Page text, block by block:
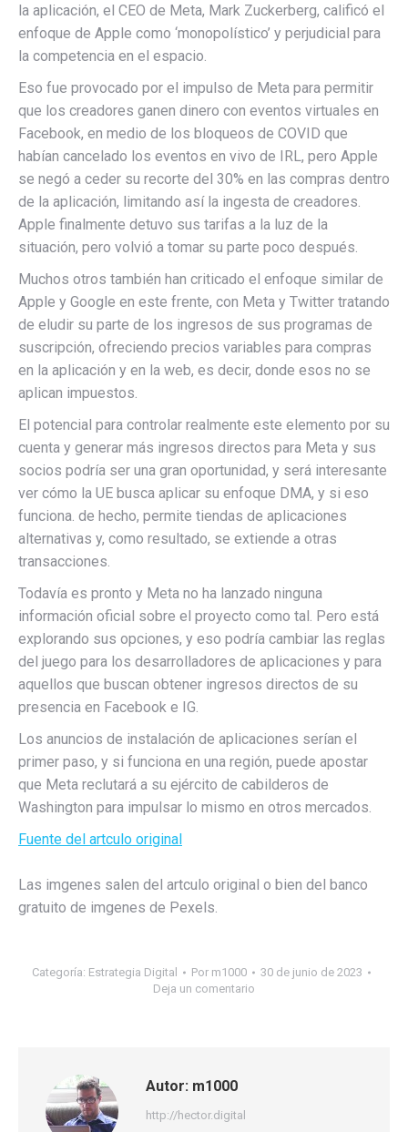
la aplicación, el CEO de Meta, Mark Zuckerberg, calificó el
enfoque de Apple como ‘monopolístico’ y perjudicial para
la competencia en el espacio.
Eso fue provocado por el impulso de Meta para permitir
que los creadores ganen dinero con eventos virtuales en
Facebook, en medio de los bloqueos de COVID que
habían cancelado los eventos en vivo de IRL, pero Apple
se negó a ceder su recorte del 30% en las compras dentro
de la aplicación, limitando así la ingesta de creadores.
Apple finalmente detuvo sus tarifas a la luz de la
situación, pero volvió a tomar su parte poco después.
Muchos otros también han criticado el enfoque similar de
Apple y Google en este frente, con Meta y Twitter tratando
de eludir su parte de los ingresos de sus programas de
suscripción, ofreciendo precios variables para compras
en la aplicación y en la web, es decir, donde esos no se
aplican impuestos.
El potencial para controlar realmente este elemento por su
cuenta y generar más ingresos directos para Meta y sus
socios podría ser una gran oportunidad, y será interesante
ver cómo la UE busca aplicar su enfoque DMA, y si eso
funciona. de hecho, permite tiendas de aplicaciones
alternativas y, como resultado, se extiende a otras
transacciones.
Todavía es pronto y Meta no ha lanzado ninguna
información oficial sobre el proyecto como tal. Pero está
explorando sus opciones, y eso podría cambiar las reglas
del juego para los desarrolladores de aplicaciones y para
aquellos que buscan obtener ingresos directos de su
presencia en Facebook e IG.
Los anuncios de instalación de aplicaciones serían el
primer paso, y si funciona en una región, puede apostar
que Meta reclutará a su ejército de cabilderos de
Washington para impulsar lo mismo en otros mercados.
Fuente del artculo original
Las imgenes salen del artculo original o bien del banco
gratuito de imgenes de Pexels.
Categoría: Estrategia Digital Por m1000
30 de junio de 2023
Deja un comentario
Autor: m1000
http://hector.digital